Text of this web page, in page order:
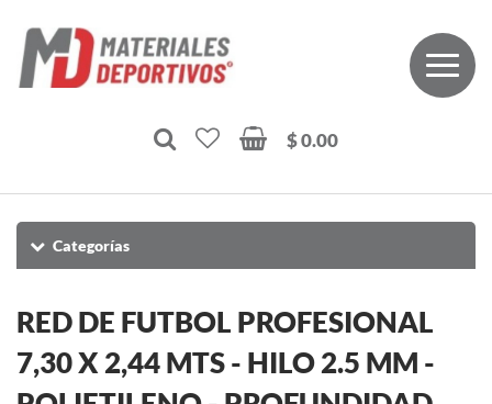
$ 0.00
Categorías
RED DE FUTBOL PROFESIONAL
7,30 X 2,44 MTS - HILO 2.5 MM -